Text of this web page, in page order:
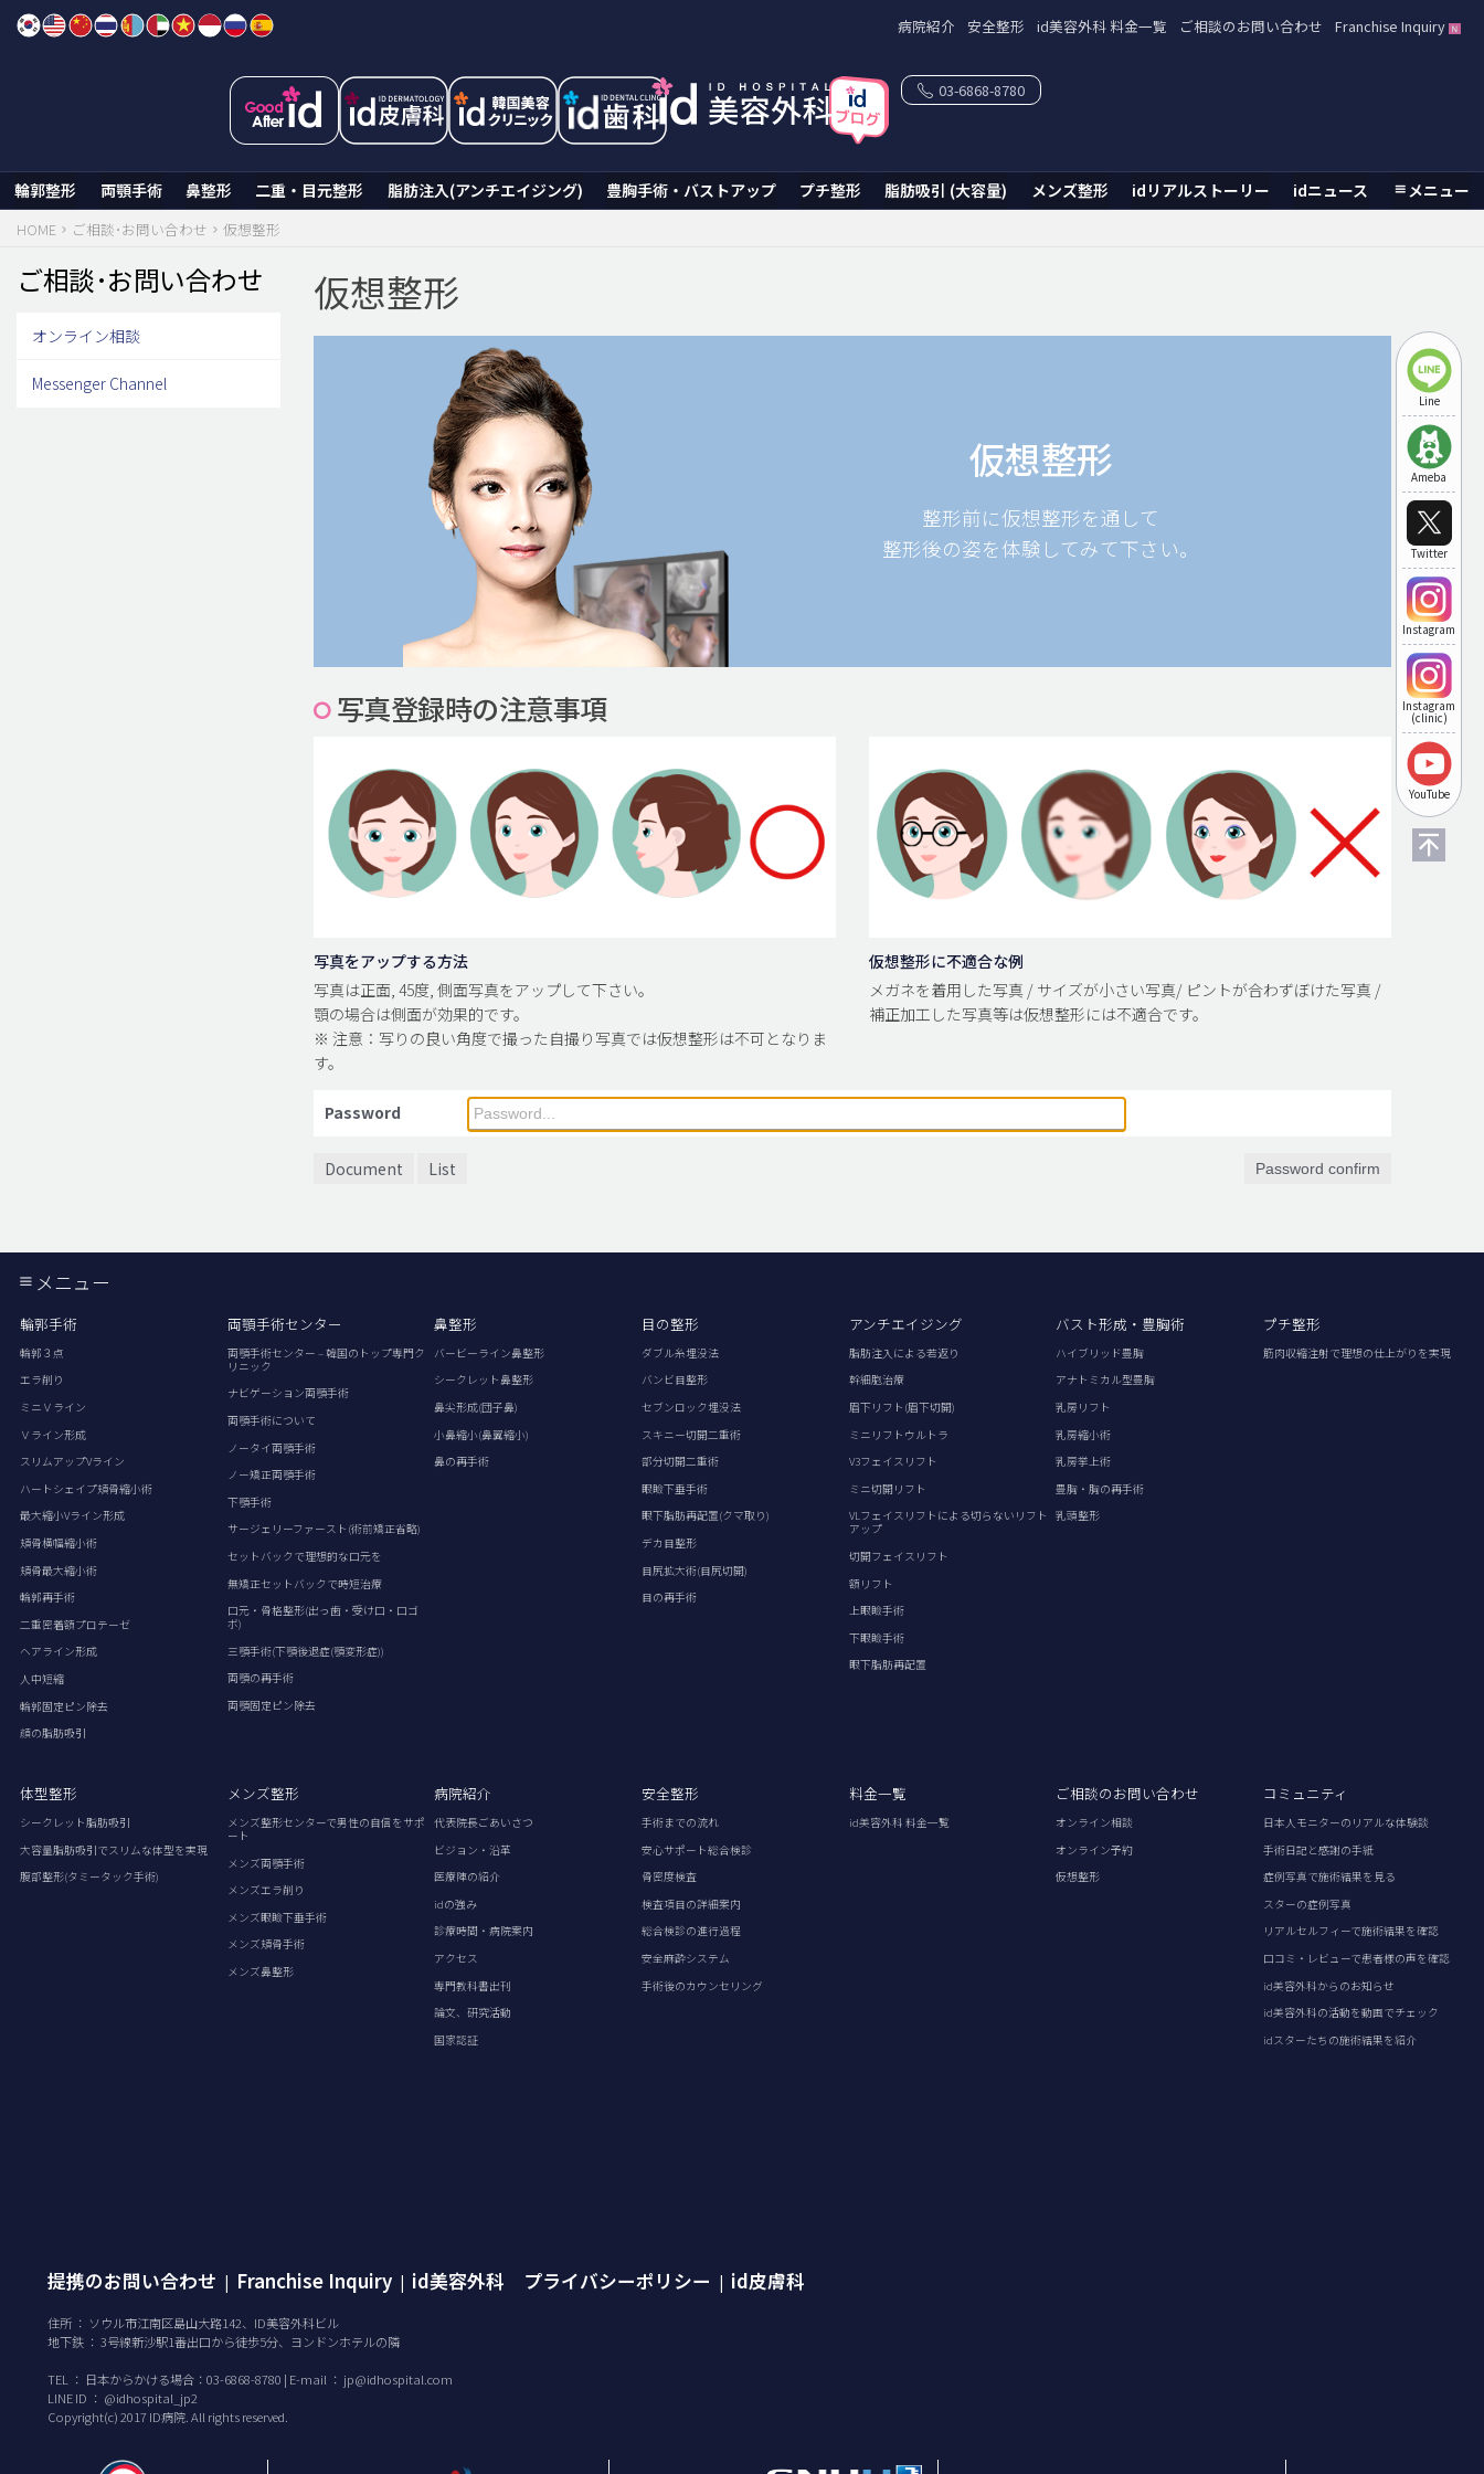
Skip
病院紹介 安全整形 id美容外科 料金一覧 ご相談のお問い合わせ Franchise Inquiry
輪郭整形 両顎手術 鼻整形 二重・目元整形 脂肪注入(アンチエイジング) 豊胸手術・バストアップ プチ整形 脂肪吸引 (大容量) メンズ整形 idリアルストーリー idニュース メニュー
03-6868-8780
Line
Ameba
Twitter
Instagram
Instagram
(clinic)
YouTube
HOME ご相談･お問い合わせ 仮想整形
仮想整形
仮想整形
整形前に仮想整形を通して
整形後の姿を体験してみて下さい。
写真登録時の注意事項
写真をアップする方法
写真は正面, 45度, 側面写真をアップして下さい。
顎の場合は側面が効果的です。
※ 注意：写りの良い角度で撮った自撮り写真では仮想整形は不可となりま
す。
仮想整形に不適合な例
メガネを着用した写真 / サイズが小さい写真/ ピントが合わずぼけた写真 /
補正加工した写真等は仮想整形には不適合です。
Password
Document List Password confirm
ご相談･お問い合わせ
オンライン相談
Messenger Channel
メニュー
輪郭手術
輪郭３点
エラ削り
ミニＶライン
Ｖライン形成
スリムアップVライン
ハートシェイプ頬骨縮小術
最大縮小Vライン形成
頬骨横幅縮小術
頬骨最大縮小術
輪郭再手術
二重密着額プロテーゼ
ヘアライン形成
人中短縮
輪郭固定ピン除去
顔の脂肪吸引
両顎手術センター
両顎手術センター – 韓国のトップ専門ク
リニック
ナビゲーション両顎手術
両顎手術について
ノータイ両顎手術
ノー矯正両顎手術
下顎手術
サージェリーファースト(術前矯正省略)
セットバックで理想的な口元を
無矯正セットバックで時短治療
口元・骨格整形(出っ歯・受け口・口ゴ
ボ)
三顎手術(下顎後退症(顎変形症))
両顎の再手術
両顎固定ピン除去
鼻整形
バービーライン鼻整形
シークレット鼻整形
鼻尖形成(団子鼻)
小鼻縮小(鼻翼縮小)
鼻の再手術
目の整形
ダブル糸埋没法
バンビ目整形
セブンロック埋没法
スキニー切開二重術
部分切開二重術
眼瞼下垂手術
眼下脂肪再配置(クマ取り)
デカ目整形
目尻拡大術(目尻切開)
目の再手術
アンチエイジング
脂肪注入による若返り
幹細胞治療
眉下リフト(眉下切開)
ミニリフトウルトラ
V3フェイスリフト
ミニ切開リフト
VLフェイスリフトによる切らないリフト
アップ
切開フェイスリフト
額リフト
上眼瞼手術
下眼瞼手術
眼下脂肪再配置
バスト形成・豊胸術
ハイブリッド豊胸
アナトミカル型豊胸
乳房リフト
乳房縮小術
乳房挙上術
豊胸・胸の再手術
乳頭整形
プチ整形
筋肉収縮注射で理想の仕上がりを実現
体型整形
シークレット脂肪吸引
大容量脂肪吸引でスリムな体型を実現
腹部整形(タミータック手術)
メンズ整形
メンズ整形センターで男性の自信をサポ
ート
メンズ両顎手術
メンズエラ削り
メンズ眼瞼下垂手術
メンズ頬骨手術
メンズ鼻整形
病院紹介
代表院長ごあいさつ
ビジョン・沿革
医療陣の紹介
idの強み
診療時間・病院案内
アクセス
専門教科書出刊
論文、研究活動
国家認証
安全整形
手術までの流れ
安心サポート総合検診
骨密度検査
検査項目の詳細案内
総合検診の進行過程
安全麻酔システム
手術後のカウンセリング
料金一覧
id美容外科 料金一覧
ご相談のお問い合わせ
オンライン相談
オンライン予約
仮想整形
コミュニティ
日本人モニターのリアルな体験談
手術日記と感謝の手紙
症例写真で施術結果を見る
スターの症例写真
リアルセルフィーで施術結果を確認
口コミ・レビューで患者様の声を確認
id美容外科からのお知らせ
id美容外科の活動を動画でチェック
idスターたちの施術結果を紹介
提携のお問い合わせ | Franchise Inquiry | id美容外科 プライバシーポリシー | id皮膚科
住所 ： ソウル市江南区島山大路142、ID美容外科ビル
地下鉄 ： 3号線新沙駅1番出口から徒歩5分、ヨンドンホテルの隣
TEL ： 日本からかける場合：03-6868-8780 | E-mail ： jp@idhospital.com
LINE ID ： @idhospital_jp2
Copyright(c) 2017 ID病院. All rights reserved.